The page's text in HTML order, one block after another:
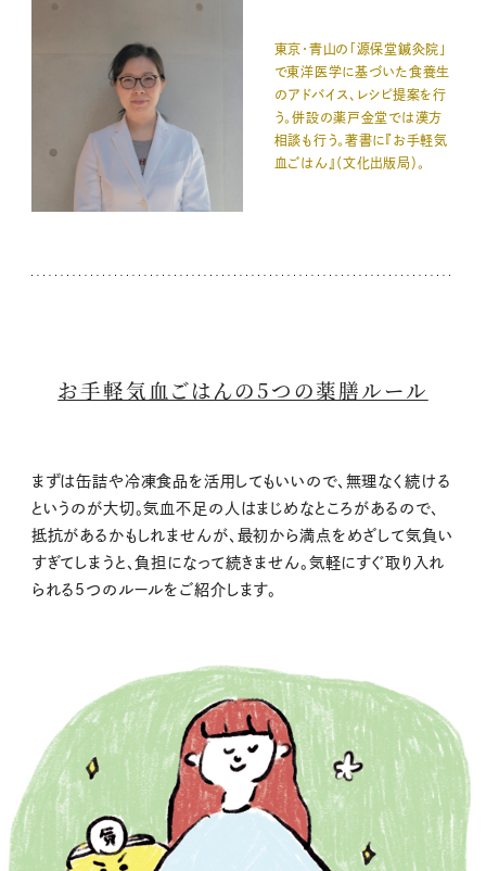
東京・青山の「源保堂鍼灸院」
で東洋医学に基づいた食養生
のアドバイス、レシピ提案を行
う。併設の薬戸金堂では漢方
相談も行う。著書に『お手軽気
血ごはん』（文化出版局）。
お手軽気血ごはんの5つの薬膳ルール
まずは缶詰や冷凍食品を活用してもいいので、無理なく続ける
というのが大切。気血不足の人はまじめなところがあるので、
抵抗があるかもしれませんが、最初から満点をめざして気負い
すぎてしまうと、負担になって続きません。気軽にすぐ取り入れ
られる5つのルールをご紹介します。